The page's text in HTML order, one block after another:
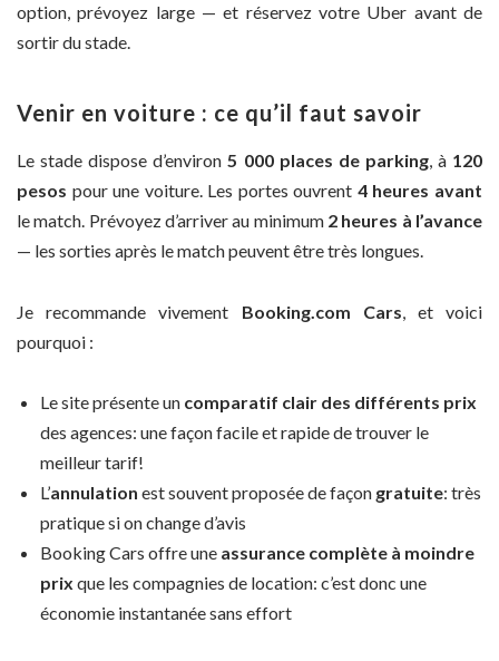
option, prévoyez large — et réservez votre Uber avant de
sortir du stade.
Venir en voiture : ce qu’il faut savoir
Le stade dispose d’environ5 000 places de parking, à 120
pesos pour une voiture. Les portes ouvrent 4 heures avant
le match. Prévoyez d’arriver au minimum 2 heures à l’avance
— les sorties après le match peuvent être très longues.
Je recommande vivement Booking.com Cars , et voici
pourquoi :
Le site présente un comparatif clair des différents prix
des agences: une façon facile et rapide de trouver le
meilleur tarif!
L’annulation est souvent proposée de façon gratuite: très
pratique si on change d’avis
Booking Cars offre une assurance complète à moindre
prix que les compagnies de location: c’est donc une
économie instantanée sans effort